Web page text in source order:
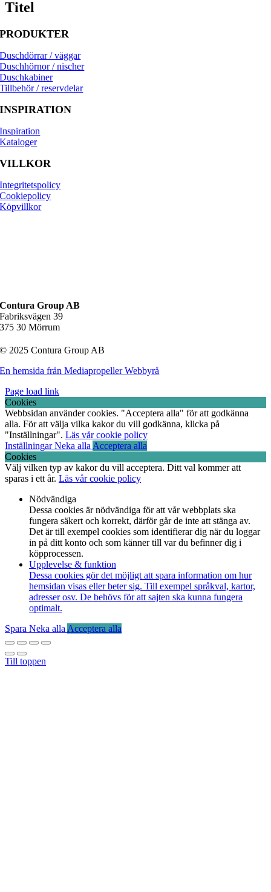
Titel
PRODUKTER
Duschdörrar / väggar
Duschhörnor / nischer
Duschkabiner
Tillbehör / reservdelar
INSPIRATION
Inspiration
Kataloger
VILLKOR
Integritetspolicy
Cookiepolicy
Köpvillkor
Contura Group AB
Fabriksvägen 39
375 30 Mörrum
© 2025 Contura Group AB
En hemsida från Mediapropeller Webbyrå
Page load link
Cookies
Webbsidan använder cookies. "Acceptera alla" för att godkänna
alla. För att välja vilka kakor du vill godkänna, klicka på
"Inställningar". Läs vår cookie policy
InställningarNeka alla Acceptera alla
Cookies
Välj vilken typ av kakor du vill acceptera. Ditt val kommer att
sparas i ett år. Läs vår cookie policy
Nödvändiga
Dessa cookies är nödvändiga för att vår webbplats ska
fungera säkert och korrekt, därför går de inte att stänga av.
Det är till exempel cookies som identifierar dig när du loggar
in på ditt konto och som känner till var du befinner dig i
köpprocessen.
Upplevelse & funktion
Dessa cookies gör det möjligt att spara information om hur
hemsidan visas eller beter sig. Till exempel språkval, kartor,
adresser osv. De behövs för att sajten ska kunna fungera
optimalt.
Spara Neka alla Acceptera alla
Till toppen